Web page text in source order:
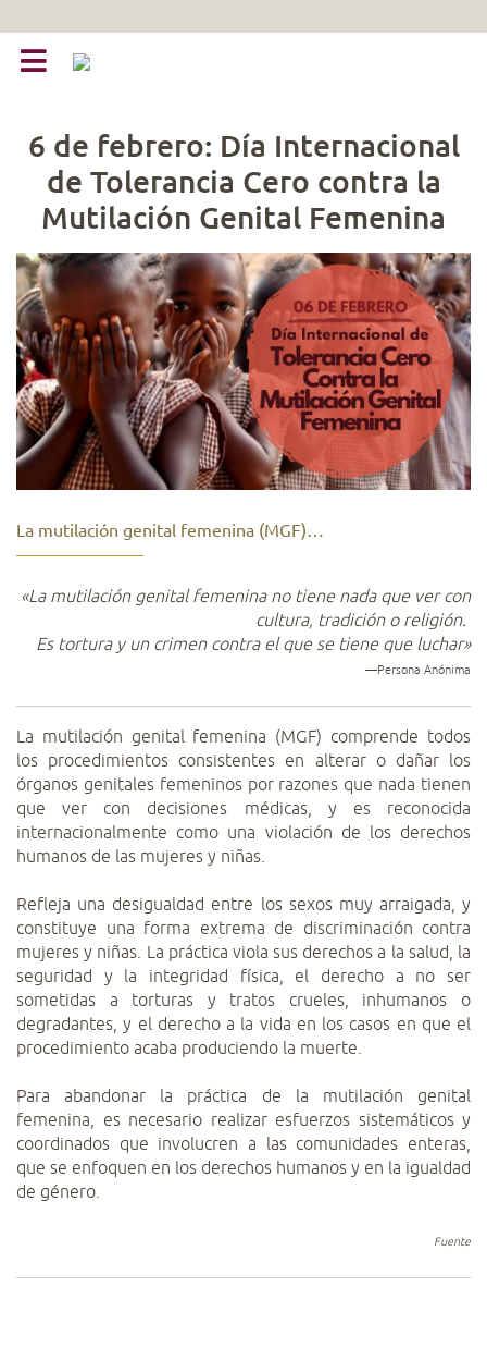
6 de febrero: Día Internacional
de Tolerancia Cero contra la
Mutilación Genital Femenina
La mutilación genital femenina (MGF)…
«La mutilación genital femenina no tiene nada que ver con
cultura, tradición o religión.
Es tortura y un crimen contra el que se tiene que luchar»
—Persona Anónima
La mutilación genital femenina (MGF) comprende todos
los procedimientos consistentes en alterar o dañar los
órganos genitales femeninos por razones que nada tienen
que ver con decisiones médicas, y es reconocida
internacionalmente como una violación de los derechos
humanos de las mujeres y niñas.
Refleja una desigualdad entre los sexos muy arraigada, y
constituye una forma extrema de discriminación contra
mujeres y niñas. La práctica viola sus derechos a la salud, la
seguridad y la integridad física, el derecho a no ser
sometidas a torturas y tratos crueles, inhumanos o
degradantes, y el derecho a la vida en los casos en que el
procedimiento acaba produciendo la muerte.
Para abandonar la práctica de la mutilación genital
femenina, es necesario realizar esfuerzos sistemáticos y
coordinados que involucren a las comunidades enteras,
que se enfoquen en los derechos humanos y en la igualdad
de género.
Fuente